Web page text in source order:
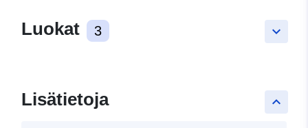
keyboard_arrow_down
Luokat 3
keyboard_arrow_up
Lisätietoja